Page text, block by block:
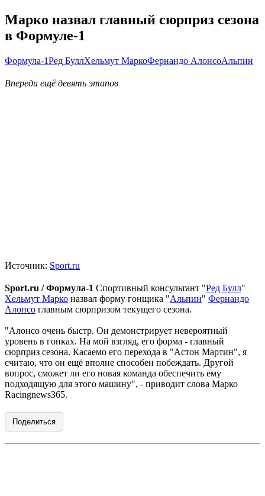
Марко назвал главный сюрприз сезона
в Формуле-1
Формула-1Ред БуллХельмут МаркоФернандо АлонсоАльпин
Впереди ещё девять этапов
Источник: Sport.ru
Sport.ru / Формула-1 Спортивный консультант "Ред Булл"
Хельмут Марко назвал форму гонщика "Альпин" Фернандо
Алонсо главным сюрпризом текущего сезона.
"Алонсо очень быстр. Он демонстрирует невероятный
уровень в гонках. На мой взгляд, его форма - главный
сюрприз сезона. Касаемо его перехода в "Астон Мартин", я
считаю, что он ещё вполне способен побеждать. Другой
вопрос, сможет ли его новая команда обеспечить ему
подходящую для этого машину", - приводит слова Марко
Racingnews365.
Поделиться